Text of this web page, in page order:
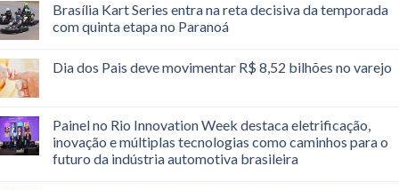
Brasília Kart Series entra na reta decisiva da temporada
com quinta etapa no Paranoá
Dia dos Pais deve movimentar R$ 8,52 bilhões no varejo
Painel no Rio Innovation Week destaca eletrificação,
inovação e múltiplas tecnologias como caminhos para o
futuro da indústria automotiva brasileira